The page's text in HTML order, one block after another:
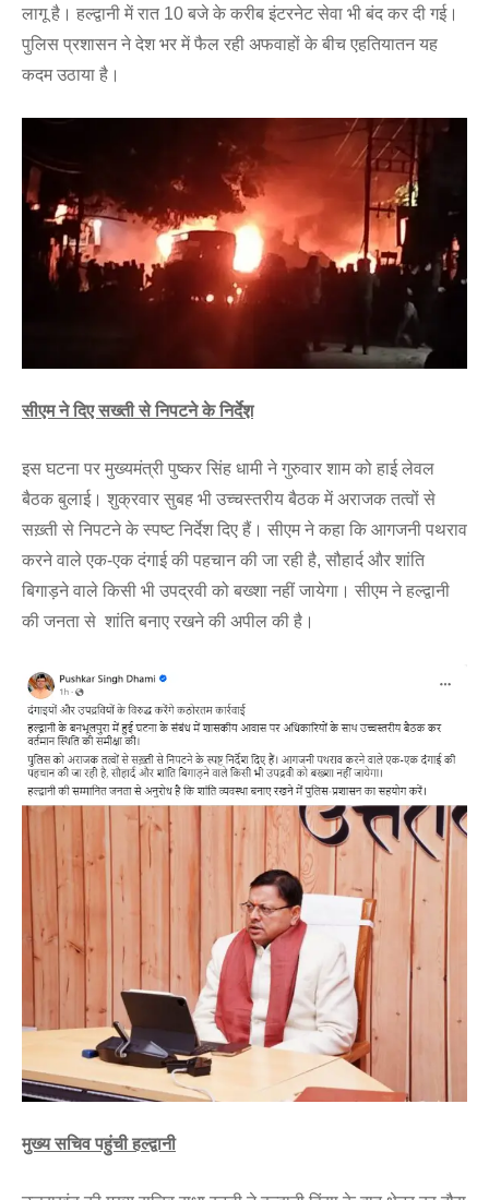
लागू है। हल्द्वानी में रात 10 बजे के करीब इंटरनेट सेवा भी बंद कर दी गई।
पुलिस प्रशासन ने देश भर में फैल रही अफवाहों के बीच एहतियातन यह
कदम उठाया है।
सीएम ने दिए सख्ती से निपटने के निर्देश़
इस घटना पर मुख्यमंत्री पुष्कर सिंह धामी ने गुरुवार शाम को हाई लेवल
बैठक बुलाई। शुक्रवार सुबह भी उच्चस्तरीय बैठक में अराजक तत्वों से
सख़्ती से निपटने के स्पष्ट निर्देश दिए हैं। सीएम ने कहा कि आगजनी पथराव
करने वाले एक-एक दंगाई की पहचान की जा रही है, सौहार्द और शांति
बिगाड़ने वाले किसी भी उपद्रवी को बख्शा नहीं जायेगा। सीएम ने हल्द्वानी
की जनता से शांति बनाए रखने की अपील की है।
मुख्य सचिव पहुंची हल्द्वानी